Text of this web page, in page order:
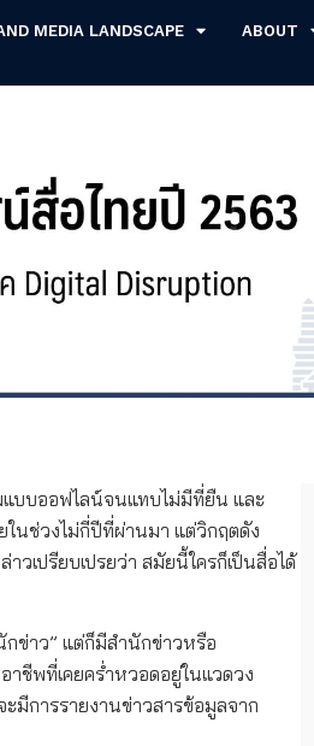
MEDIA LANDSCAPE ABOUT
แบบออฟไลน์จนแทบไม่มีที่ยืน และ
ในช่วงไม่กี่ปีที่ผ่านมา แต่วิกฤตดัง
เปรียบเปรยว่า สมัยนี้ใครก็เป็นสื่อได้
ข่าว” แต่ก็มีสำนักข่าวหรือ
ชีพที่เคยคร่ำหวอดอยู่ในแวดวง
มีการรายงานข่าวสารข้อมูลจาก